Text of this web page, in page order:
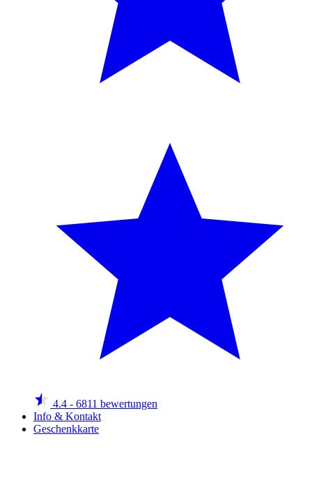
4.4 - 6811 bewertungen
Info & Kontakt
Geschenkkarte